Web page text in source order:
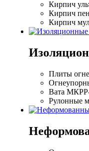
Кирпич
Кирпич
Кирпич
Плиты
Вата
Рулонные